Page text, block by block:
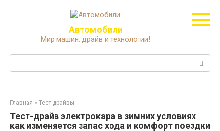
Автомобили
Мир машин: драйв и технологии!
Главная » Тест-драйвы
Тест-драйв электрокара в зимних условиях
как изменяется запас хода и комфорт поездки